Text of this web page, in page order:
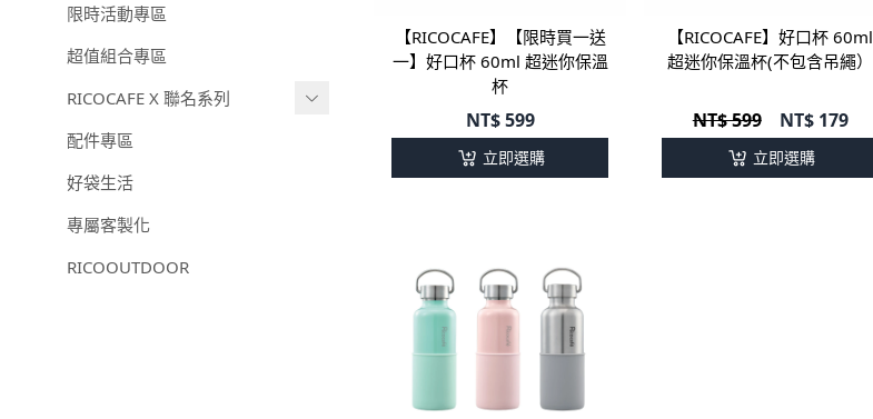
限時活動專區
超值組合專區
RICOCAFE X 聯名系列
RICOCAFEＸ我是馬克｜聯名款
- RICOCAFEＸ我是馬克｜1
2星座
配件專區
好袋生活
專屬客製化
RICOOUTDOOR
【RICOCAFE】【限時買一送
一】好口杯 60ml 超迷你保溫
杯
NT$599
立即選購
【RICOCAFE】好口杯 60ml
超迷你保溫杯(不包含吊繩）
NT$ 599 NT$179
立即選購